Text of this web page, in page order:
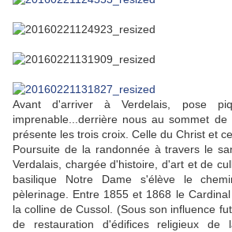
Avant d'arriver à Verdelais, pose
imprenable...derrière nous au sommet
présente les trois croix. Celle du Christ et
Poursuite de la randonnée à travers le
Verdalais, chargée d'histoire, d'art et de
basilique Notre Dame s'élève le
pèlerinage. Entre 1855 et 1868 le
la colline de Cussol. (Sous son influence
de restauration d'édifices religieux de